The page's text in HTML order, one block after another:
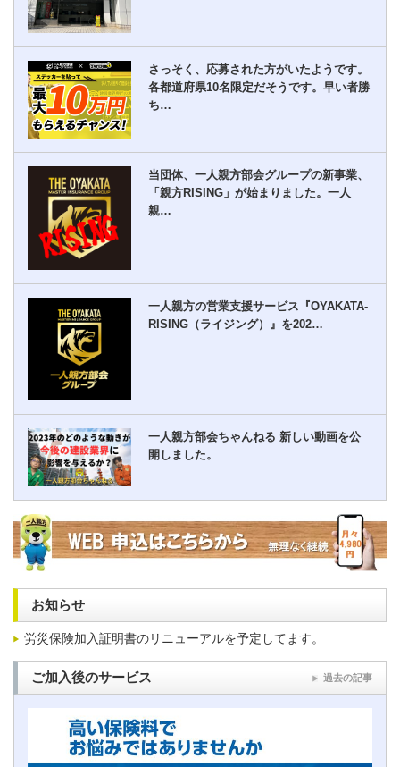
さっそく、応募された方がいたようです。
各都道府県10名限定だそうです。早い者勝
ち…
当団体、一人親方部会グループの新事業、
「親方RISING」が始まりました。一人
親…
一人親方の営業支援サービス『OYAKATA-
RISING（ライジング）』を202…
一人親方部会ちゃんねる 新しい動画を公
開しました。
お知らせ
労災保険加入証明書のリニューアルを予定してます。
ご加入後のサービス 過去の記事